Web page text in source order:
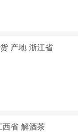
产地 浙江省
省 解酒茶